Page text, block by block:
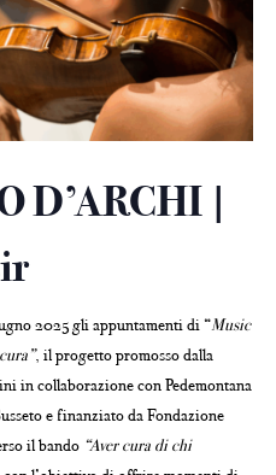
D’ARCHI |
2025 gli appuntamenti di “Music
, il progetto promosso dalla
in collaborazione con Pedemontana
e finanziato da Fondazione
il bando “Aver cura di chi